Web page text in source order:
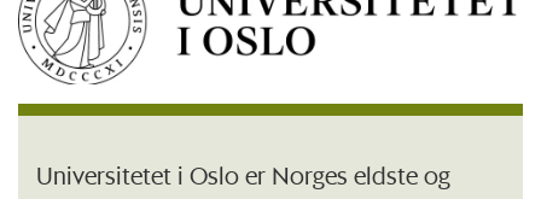
Universitetet i Oslo er Norges eldste og